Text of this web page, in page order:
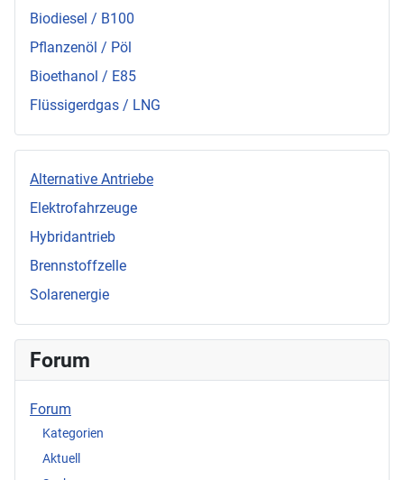
Biodiesel / B100
Pflanzenöl / Pöl
Bioethanol / E85
Flüssigerdgas / LNG
Alternative Antriebe
Elektrofahrzeuge
Hybridantrieb
Brennstoffzelle
Solarenergie
Forum
Forum
Kategorien
Aktuell